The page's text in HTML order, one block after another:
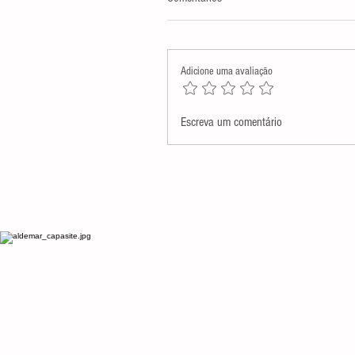
Assembleia Legislativa presta
Adicione uma avaliação
Escreva um comentário